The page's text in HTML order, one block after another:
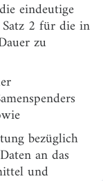
und
mit dem
Daten
eindeutige
Satz 2 für die in
zu
bezüglich
an das
und